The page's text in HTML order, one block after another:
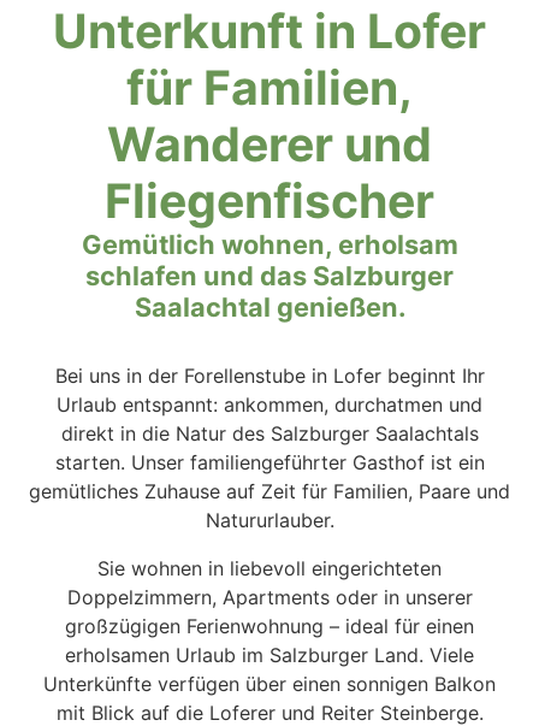
Unterkunft in Lofer
für Familien,
Wanderer und
Fliegenfischer
Gemütlich wohnen, erholsam
schlafen und das Salzburger
Saalachtal genießen.
Bei uns in der Forellenstube in Lofer beginnt Ihr
Urlaub entspannt: ankommen, durchatmen und
direkt in die Natur des Salzburger Saalachtals
starten. Unser familiengeführter Gasthof ist ein
gemütliches Zuhause auf Zeit für Familien, Paare und
Natururlauber.
Sie wohnen in liebevoll eingerichteten
Doppelzimmern, Apartments oder in unserer
großzügigen Ferienwohnung – ideal für einen
erholsamen Urlaub im Salzburger Land. Viele
Unterkünfte verfügen über einen sonnigen Balkon
mit Blick auf die Loferer und Reiter Steinberge.